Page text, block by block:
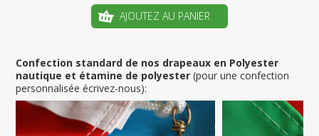
AJOUTEZ AU PANIER
Confection standard de nos drapeaux en Polyester
nautique et étamine de polyester(pour une confection
personnalisée écrivez-nous):